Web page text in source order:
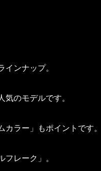
ンナップ。
のモデルです。
ラー」もポイントです。
レーク」。